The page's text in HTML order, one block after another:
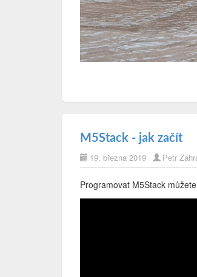
M5Stack - jak začít
19. března 2019 Petr
Programovat M5Stack